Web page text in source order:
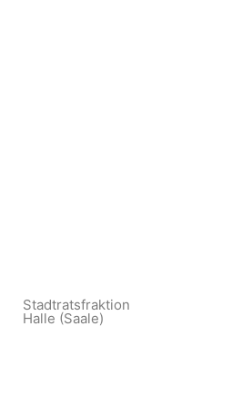
Stadtratsfraktion
Halle (Saale)